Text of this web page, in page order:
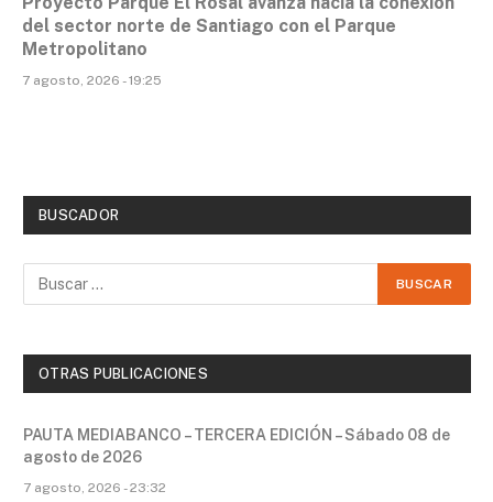
del sector norte de Santiago con el Parque
Metropolitano
7 agosto, 2026 - 19:25
BUSCADOR
OTRAS PUBLICACIONES
PAUTA MEDIABANCO – TERCERA EDICIÓN – Sábado 08 de
agosto de 2026
7 agosto, 2026 - 23:32